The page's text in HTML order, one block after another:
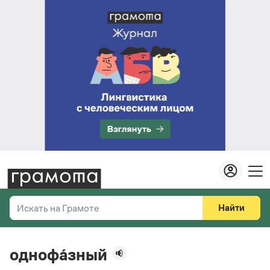
Искать на Грамоте
Справочная служба
Найти
однофа́зный